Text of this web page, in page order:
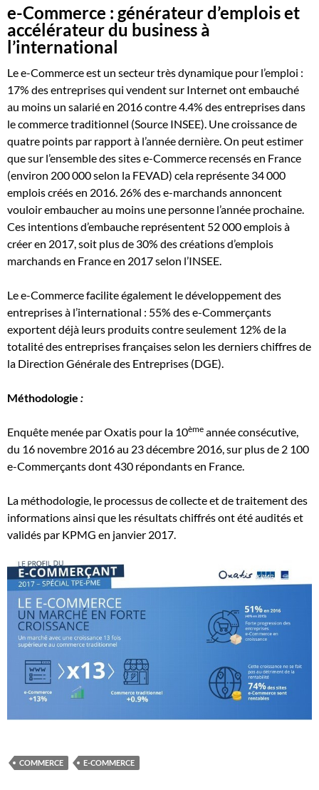
e-Commerce : générateur d’emplois et
accélérateur du business à
l’international
Le e-Commerce est un secteur très dynamique pour l’emploi :
17% des entreprises qui vendent sur Internet ont embauché
au moins un salarié en 2016 contre 4.4% des entreprises dans
le commerce traditionnel (Source INSEE). Une croissance de
quatre points par rapport à l’année dernière. On peut estimer
que sur l’ensemble des sites e-Commerce recensés en France
(environ 200 000 selon la FEVAD) cela représente 34 000
emplois créés en 2016. 26% des e-marchands annoncent
vouloir embaucher au moins une personne l’année prochaine.
Ces intentions d’embauche représentent 52 000 emplois à
créer en 2017, soit plus de 30% des créations d’emplois
marchands en France en 2017 selon l’INSEE.
Le e-Commerce facilite également le développement des
entreprises à l’international : 55% des e-Commerçants
exportent déjà leurs produits contre seulement 12% de la
totalité des entreprises françaises selon les derniers chiffres de
la Direction Générale des Entreprises (DGE).
Méthodologie :
Enquête menée par Oxatis pour la 10ème année consécutive,
du 16 novembre 2016 au 23 décembre 2016, sur plus de 2 100
e-Commerçants dont 430 répondants en France.
La méthodologie, le processus de collecte et de traitement des
informations ainsi que les résultats chiffrés ont été audités et
validés par KPMG en janvier 2017.
COMMERCE E-COMMERCE